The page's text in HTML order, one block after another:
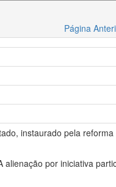
Página
instaurado pela
por iniciativa